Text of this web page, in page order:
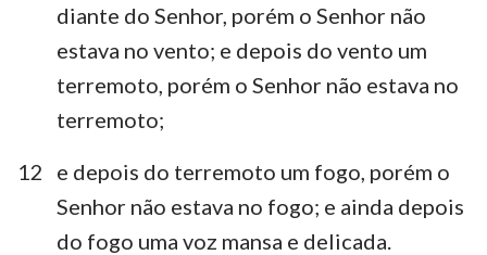
diante do Senhor, porém o Senhor não
estava no vento; e depois do vento um
terremoto, porém o Senhor não estava no
terremoto;
12
e depois do terremoto um fogo, porém o
Senhor não estava no fogo; e ainda depois
do fogo uma voz mansa e delicada.